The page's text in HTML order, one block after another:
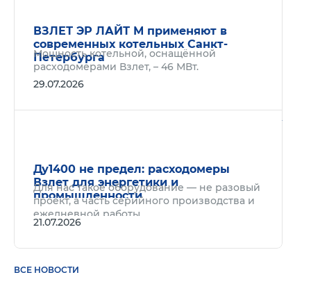
ВЗЛЕТ ЭР ЛАЙТ М применяют в
современных котельных Санкт-
Петербурга
Мощность котельной, оснащённой
расходомерами Взлет, – 46 МВт.
29.07.2026
Ду1400 не предел: расходомеры
Взлет для энергетики и
промышленности
Для нас такое оборудование — не разовый
проект, а часть серийного производства и
ежедневной работы.
21.07.2026
ВСЕ НОВОСТИ